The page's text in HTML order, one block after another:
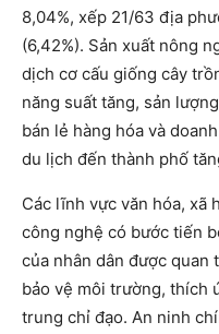
8,04%, xếp 21/63 địa
(6,42%). Sản xuất nông
dịch cơ cấu giống cây
năng suất tăng, sản
bán lẻ hàng hóa và
du lịch đến thành phố
Các lĩnh vực văn hóa, xã
công nghệ có bước tiến
của nhân dân được quan
bảo vệ môi trường, thích
trung chỉ đạo. An ninh